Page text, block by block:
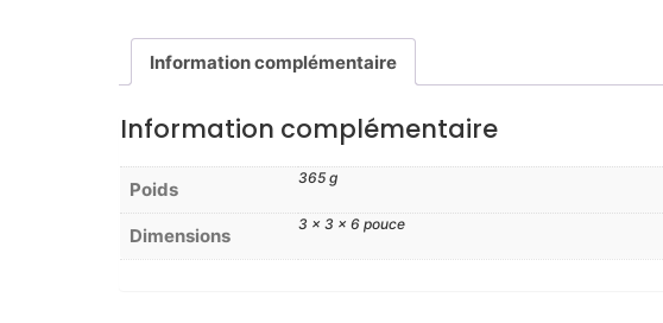
Information complémentaire
Information complémentaire
Poids
365 g
Dimensions
3 × 3 × 6 pouce